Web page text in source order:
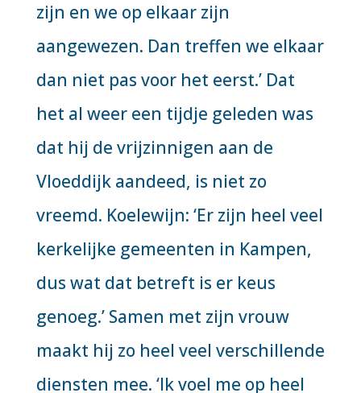
zijn en we op elkaar zijn
aangewezen. Dan treffen we elkaar
dan niet pas voor het eerst.’ Dat
het al weer een tijdje geleden was
dat hij de vrijzinnigen aan de
Vloeddijk aandeed, is niet zo
vreemd. Koelewijn: ‘Er zijn heel veel
kerkelijke gemeenten in Kampen,
dus wat dat betreft is er keus
genoeg.’ Samen met zijn vrouw
maakt hij zo heel veel verschillende
diensten mee. ‘Ik voel me op heel